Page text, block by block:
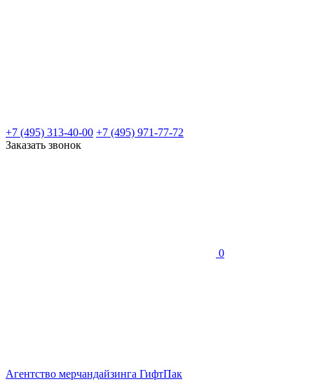
+7 (495) 313-40-00 +7 (495) 971-77-72
Заказать звонок
0
Агентство мерчандайзинга ГифтПак